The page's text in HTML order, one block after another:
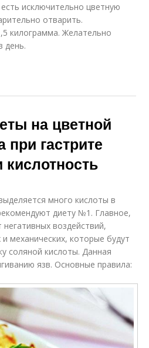
исключительно цветную
отварить.
килограмма. Желательно
день.
на цветной
при гастрите
много кислоты в
диету №1. Главное,
воздействий,
механических, которые будут
соляной кислоты. Данная
язв. Основные правила: